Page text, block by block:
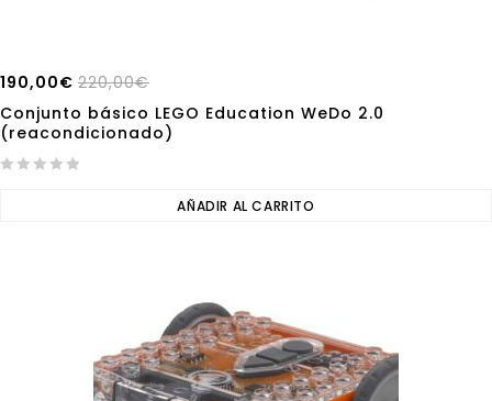
220,00€
190,00€
Conjunto básico LEGO Education WeDo 2.0
(reacondicionado)
AÑADIR AL CARRITO